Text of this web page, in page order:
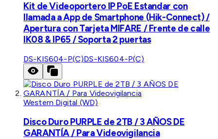
Kit de Videoportero IP PoE Estandar con
llamada a App de Smartphone (Hik-Connect) /
Apertura con Tarjeta MIFARE / Frente de calle
IK08 & IP65 / Soporta 2 puertas
DS-KIS604-P(C)DS-KIS604-P(C)
Western Digital (WD)
Disco Duro PURPLE de 2TB / 3 AÑOS DE
GARANTÍA / Para Videovigilancia